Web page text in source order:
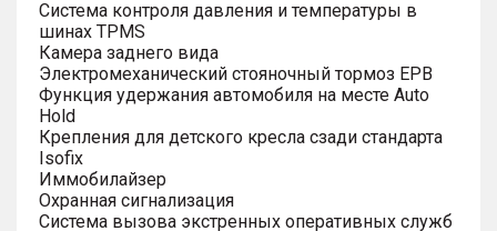
Система контроля давления и температуры в
шинах TPMS
Камера заднего вида
Электромеханический стояночный тормоз EPB
Функция удержания автомобиля на месте Auto
Hold
Крепления для детского кресла сзади стандарта
Isofix
Иммобилайзер
Охранная сигнализация
Система вызова экстренных оперативных служб